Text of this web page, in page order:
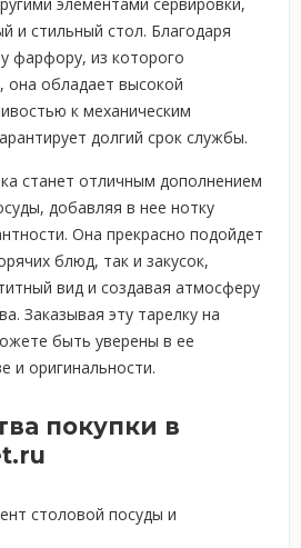
и стильный стол. Благодаря
фарфору, из которого
она обладает высокой
к механическим
долгий срок службы.
станет отличным дополнением
добавляя в нее нотку
Она прекрасно подойдет
блюд, так и закусок,
вид и создавая атмосферу
Заказывая эту тарелку на
быть уверены в ее
и оригинальности.
покупки в
столовой посуды и